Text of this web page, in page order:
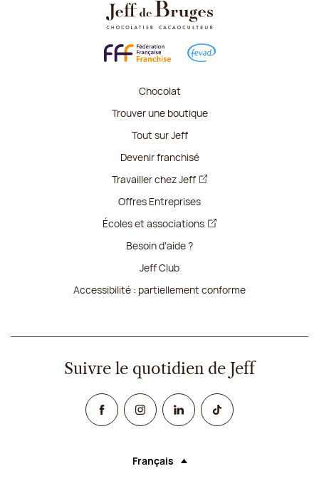
Chocolat
Trouver une boutique
Tout sur Jeff
Devenir franchisé
Travailler chez Jeff
Offres Entreprises
Écoles et associations
Besoin d'aide ?
Jeff Club
Accessibilité : partiellement conforme
Suivre le quotidien de Jeff
FacebookInstagramLinked InTikTok
Langue (sélectionner une option
Français